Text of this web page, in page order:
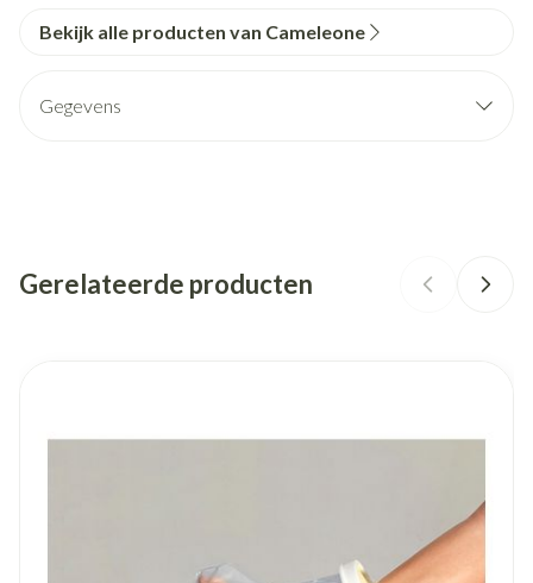
Bekijk alle producten van Cameleone
Gegevens
Merken Cameleone
Kamertemperatuur (15°C - 25°C)
Gerelateerde producten